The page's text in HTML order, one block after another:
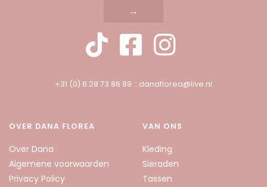
→
+31 (0) 6 28 73 86 89 :: danaflorea@live.nl
OVER DANA FLOREA
Over Dana
Algemene voorwaarden
Privacy Policy
VAN ONS
Kleding
Sieraden
Tassen